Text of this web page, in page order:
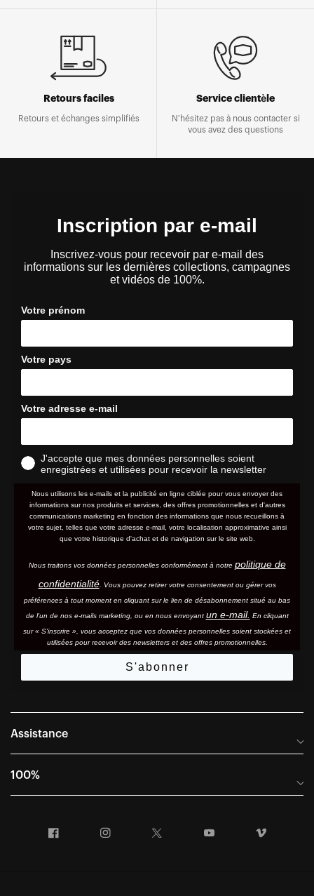
Retours faciles
Retours et échanges simplifiés
Service clientèle
N'hésitez pas à nous contacter si
vous avez des questions
Inscription par e-mail
Inscrivez-vous pour recevoir par e-mail des
informations sur les dernières collections, campagnes
et vidéos de 100%.
Votre prénom
Votre pays
Votre adresse e-mail
J'accepte que mes données personnelles soient
enregistrées et utilisées pour recevoir la newsletter
Nous utilisons les e-mails et la publicité en ligne ciblée pour vous envoyer des
informations sur nos produits et services, des offres promotionnelles et d'autres
communications marketing en fonction des informations que nous recueillons à
votre sujet, telles que votre adresse e-mail, votre localisation approximative ainsi
que votre historique d'achat et de navigation sur le site web.
Nous traitons vos données personnelles conformément à notre politique de
confidentialité. Vous pouvez retirer votre consentement ou gérer vos
préférences à tout moment en cliquant sur le lien de désabonnement situé au bas
de l'un de nos e-mails marketing, ou en nous envoyant un e-mail. En cliquant
sur « S'inscrire », vous acceptez que vos données personnelles soient stockées et
utilisées pour recevoir des newsletters et des offres promotionnelles.
S'abonner
Assistance
Foire aux questions
Conditions générales de vente
100%
Informations sur l'entreprise
Facebook Instagram YouTube